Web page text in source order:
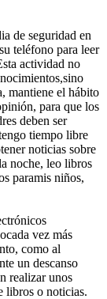
de seguridad en
teléfono para leer
actividad no
mantiene el hábito
para que los
deben ser
tiempo libre
noticias sobre
noche, leo libros
paramis niños,
vez más
como al
un descanso
realizar unos
libros o noticias.